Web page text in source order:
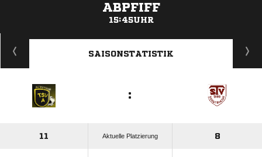
ABPFIFF
15:45UHR
ANZEIGE
SAISONSTATISTIK
:
11 Aktuelle Platzierung 8